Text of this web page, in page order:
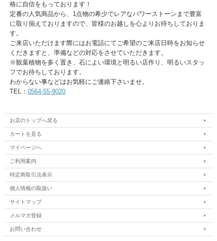
格に自信をもっております！
定番の人気商品から、1点物の希少でレアなパワーストーンまで豊富
に取り揃えておりますので、皆様のお越しを心よりお待ちしておりま
す。
ご来店いただけます際にはお電話にてご希望のご来店日時をお知らせ
くだきますと、準備などの対応をさせていただきます。
※観葉植物を多く置き、石によい環境と明るい店作り、明るいスタッ
フでお待ちしております。
わからない事などはお気軽にご連絡下さいませ。
TEL： 0564-55-9020
お店のトップへ戻る
カートを見る
マイページへ
ご利用案内
特定商取引法表示
個人情報の取扱い
サイトマップ
メルマガ登録
お問い合わせ